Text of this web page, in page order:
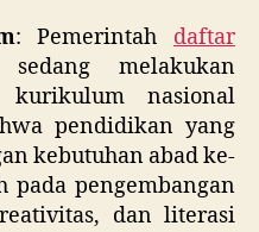
:Pemerintah daftar
melakukan
kurikulum nasional
pendidikan yang
kebutuhan abad ke-
pada pengembangan
dan literasi